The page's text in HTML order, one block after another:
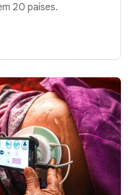
20 países.